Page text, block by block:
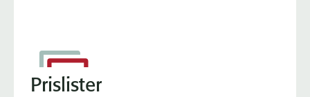
Prislister